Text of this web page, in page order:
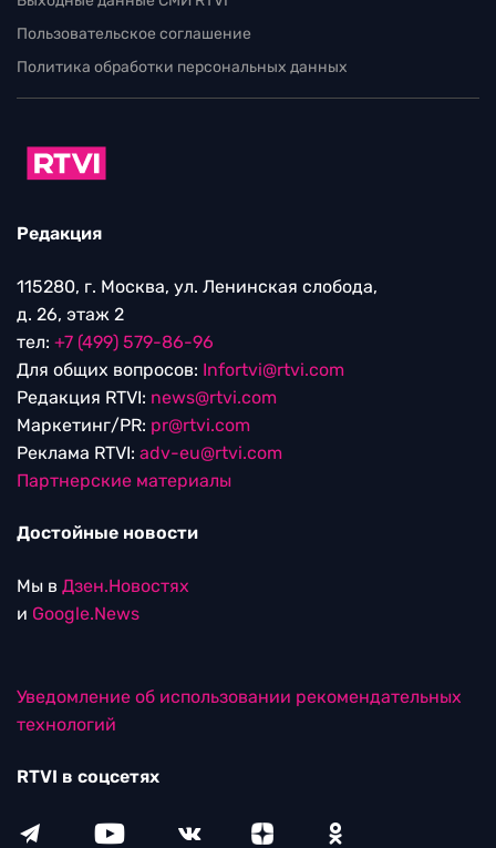
Пользовательское соглашение
Политика обработки персональных данных
Редакция
115280, г. Москва, ул. Ленинская слобода,
д. 26, этаж 2
тел: +7 (499) 579-86-96
Для общих вопросов: Infortvi@rtvi.com
Редакция RTVI: news@rtvi.com
Маркетинг/PR: pr@rtvi.com
Реклама RTVI: adv-eu@rtvi.com
Партнерские материалы
Достойные новости
Мы в Дзен.Новостях
и Google.News
Уведомление об использовании рекомендательных
технологий
RTVI в соцсетях